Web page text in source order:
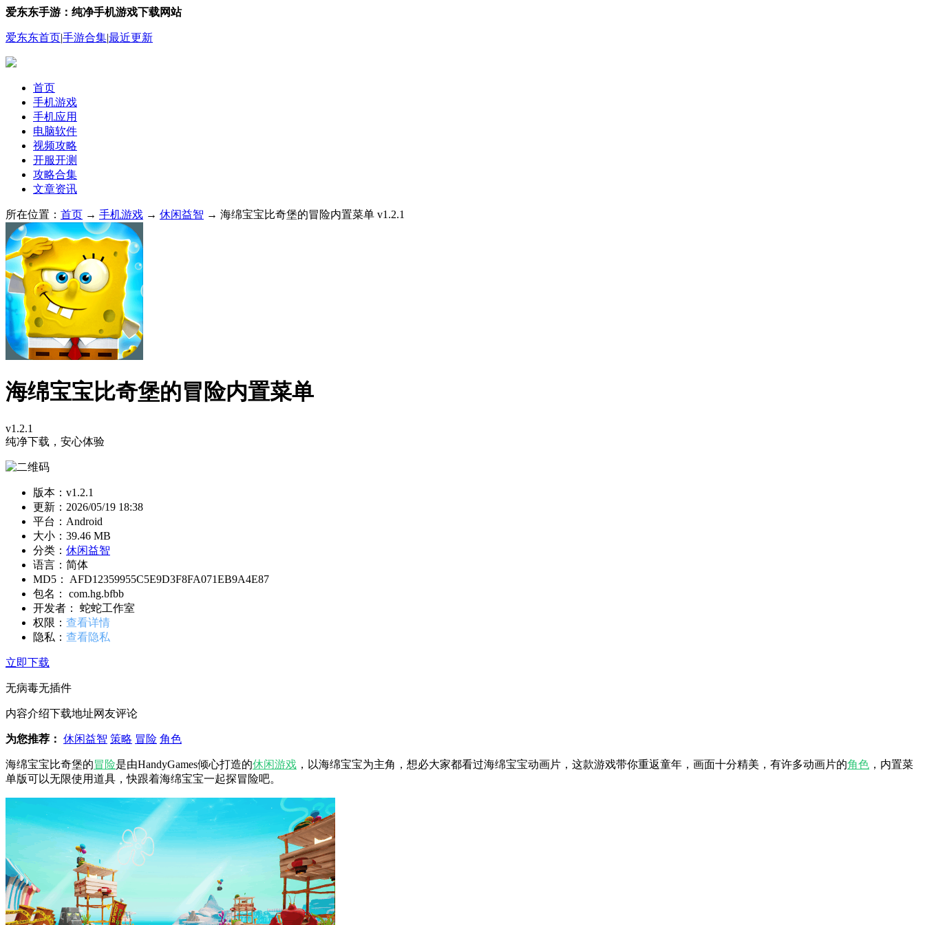
爱东东手游：纯净手机游戏下载网站
爱东东首页|手游合集|最近更新
首页
手机游戏
手机应用
电脑软件
视频攻略
开服开测
攻略合集
文章资讯
所在位置： 首页 → 手机游戏 → 休闲益智 → 海绵宝宝比奇堡的冒险内置菜单 v1.2.1
海绵宝宝比奇堡的冒险内置菜单
v1.2.1
纯净下载，安心体验
版本：v1.2.1
更新： 2026/05/19 18:38
平台：Android
大小：39.46 MB
分类： 休闲益智
语言：简体
MD5： AFD12359955C5E9D3F8FA071EB9A4E87
包名： com.hg.bfbb
开发者： 蛇蛇工作室
权限： 查看详情
隐私： 查看隐私
立即下载
无病毒无插件
内容介绍下载地址网友评论
为您推荐： 休闲益智 策略 冒险 角色
海绵宝宝比奇堡的冒险是由HandyGames倾心打造的休闲游戏 ，以海绵宝宝为主角，想必大家都看过海绵宝宝动画片，这款游戏带你重返童年，画面十分精美，有许多动画片的角色 ，内置菜
单版可以无限使用道具，快跟着海绵宝宝一起探冒险吧。